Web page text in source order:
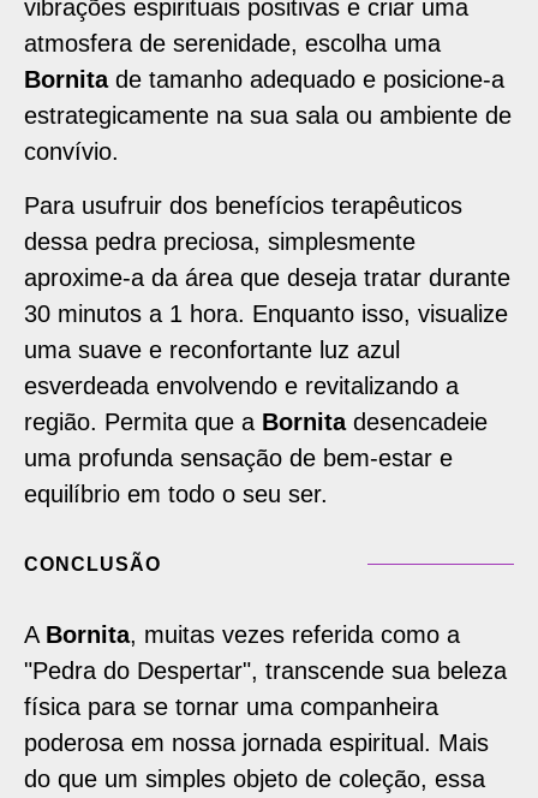
vibrações espirituais positivas e criar uma
atmosfera de serenidade, escolha uma
Bornita de tamanho adequado e posicione-a
estrategicamente na sua sala ou ambiente de
convívio.
Para usufruir dos benefícios terapêuticos
dessa pedra preciosa, simplesmente
aproxime-a da área que deseja tratar durante
30 minutos a 1 hora. Enquanto isso, visualize
uma suave e reconfortante luz azul
esverdeada envolvendo e revitalizando a
região. Permita que a Bornita desencadeie
uma profunda sensação de bem-estar e
equilíbrio em todo o seu ser.
CONCLUSÃO
A Bornita, muitas vezes referida como a
"Pedra do Despertar", transcende sua beleza
física para se tornar uma companheira
poderosa em nossa jornada espiritual. Mais
do que um simples objeto de coleção, essa